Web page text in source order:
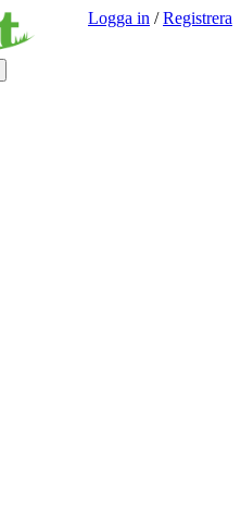
Logga in /Registrera